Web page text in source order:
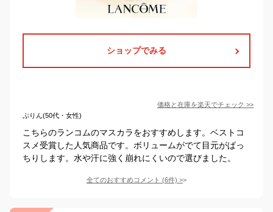
ショップでみる
価格と在庫を楽天でチェック >>
ぷりん(50代・女性)
こちらのランコムのマスカラをおすすめします。ベストコ
スメ受賞した人気商品です。ボリュームがでて目元がぱっ
ちりします。水や汗に強く崩れにくいので選びました。
全てのおすすめコメント (6件) >